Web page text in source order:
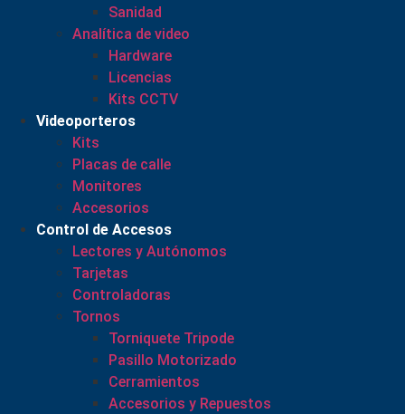
Sanidad
Analítica de video
Hardware
Licencias
Kits CCTV
Videoporteros
Kits
Placas de calle
Monitores
Accesorios
Control de Accesos
Lectores y Autónomos
Tarjetas
Controladoras
Tornos
Torniquete Tripode
Pasillo Motorizado
Cerramientos
Accesorios y Repuestos